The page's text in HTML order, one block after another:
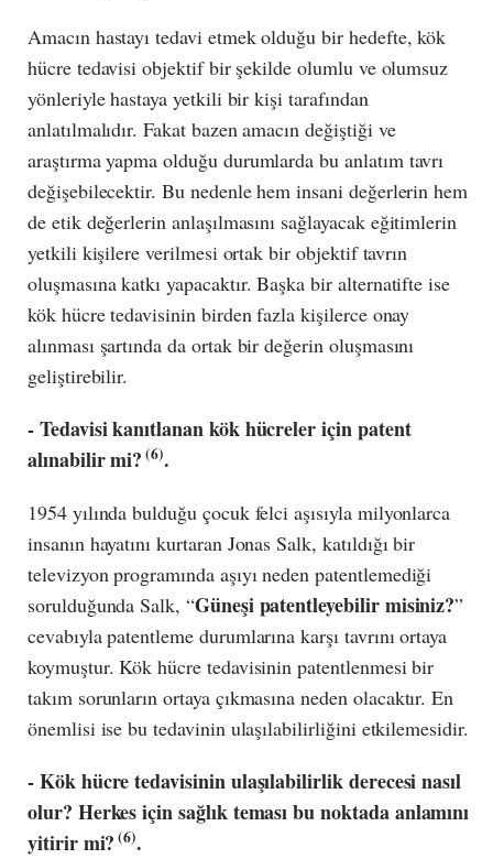
Amacın hastayı tedavi etmek olduğu bir hedefte, kök
hücre tedavisi objektif bir şekilde olumlu ve olumsuz
yönleriyle hastaya yetkili bir kişi tarafından
anlatılmalıdır. Fakat bazen amacın değiştiği ve
araştırma yapma olduğu durumlarda bu anlatım tavrı
değişebilecektir. Bu nedenle hem insani değerlerin hem
de etik değerlerin anlaşılmasını sağlayacak eğitimlerin
yetkili kişilere verilmesi ortak bir objektif tavrın
oluşmasına katkı yapacaktır. Başka bir alternatifte ise
kök hücre tedavisinin birden fazla kişilerce onay
alınması şartında da ortak bir değerin oluşmasını
geliştirebilir.
- Tedavisi kanıtlanan kök hücreler için patent
alınabilir mi? (6).
1954 yılında bulduğu çocuk felci aşısıyla milyonlarca
insanın hayatını kurtaran Jonas Salk, katıldığı bir
televizyon programında aşıyı neden patentlemediği
sorulduğunda Salk, “Güneşi patentleyebilir misiniz?”
cevabıyla patentleme durumlarına karşı tavrını ortaya
koymuştur. Kök hücre tedavisinin patentlenmesi bir
takım sorunların ortaya çıkmasına neden olacaktır. En
önemlisi ise bu tedavinin ulaşılabilirliğini etkilemesidir.
- Kök hücre tedavisinin ulaşılabilirlik derecesi nasıl
olur? Herkes için sağlık teması bu noktada anlamını
yitirir mi? (6).